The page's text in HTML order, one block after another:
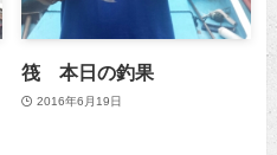
筏 本日の釣果
2016年6月19日